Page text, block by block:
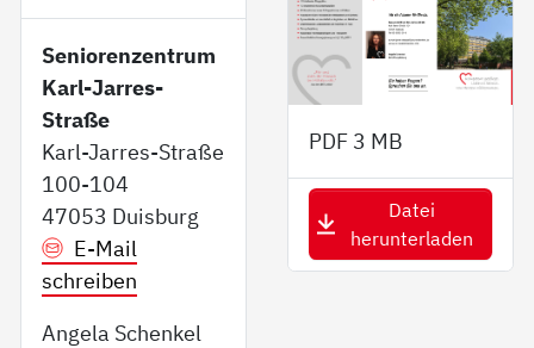
Seniorenzentrum
Karl-Jarres-
Straße
Karl-Jarres-Straße
100-104
47053 Duisburg
E-Mail
schreiben
Angela Schenkel
PDF 3 MB
Datei
herunterladen